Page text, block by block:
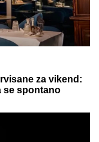
osobi!
MUZIKE
je POBEDILA
je za manje